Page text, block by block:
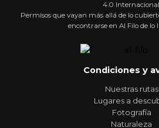
4.0
Permisos que vayan más allá de lo
encontrarse en Al Filo de lo
Condiciones y
Nuestras rutas
Lugares a
Fotografía
Naturaleza